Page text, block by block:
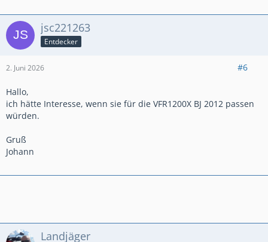
jsc221263
Entdecker
2. Juni 2026 #6
Hallo,
ich hätte Interesse, wenn sie für die VFR1200X BJ 2012 passen
würden.
Gruß
Johann
Landjäger